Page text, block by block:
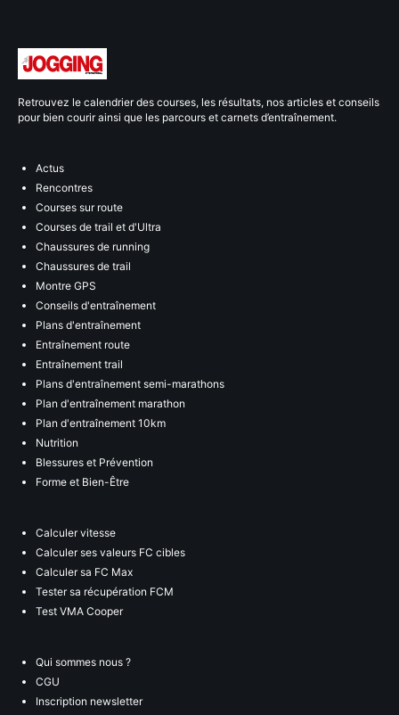
Retrouvez le calendrier des courses, les résultats, nos articles et conseils
pour bien courir ainsi que les parcours et carnets d’entraînement.
Actus
Rencontres
Courses sur route
Courses de trail et d'Ultra
Chaussures de running
Chaussures de trail
Montre GPS
Conseils d'entraînement
Plans d'entraînement
Entraînement route
Entraînement trail
Plans d'entraînement semi-marathons
Plan d'entraînement marathon
Plan d'entraînement 10km
Nutrition
Blessures et Prévention
Forme et Bien-Être
Calculer vitesse
Calculer ses valeurs FC cibles
Calculer sa FC Max
Tester sa récupération FCM
Test VMA Cooper
Qui sommes nous ?
CGU
Inscription newsletter